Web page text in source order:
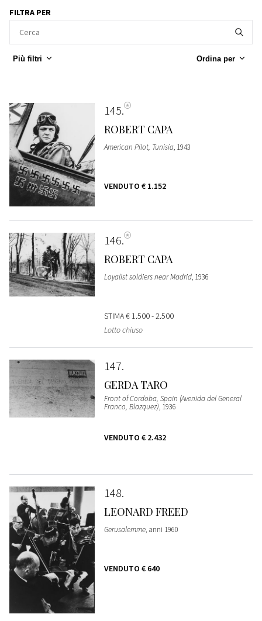
FILTRA PER
Più filtri Ordina per
145
ROBERT CAPA
American Pilot, Tunisia, 1943
VENDUTO € 1.152
146
ROBERT CAPA
Loyalist soldiers near Madrid, 1936
STIMA€ 1.500 - 2.500
Lotto chiuso
147
GERDA TARO
Front of Cordoba, Spain (Avenida del General
Franco, Blazquez), 1936
VENDUTO € 2.432
148
LEONARD FREED
Gerusalemme, anni 1960
VENDUTO € 640